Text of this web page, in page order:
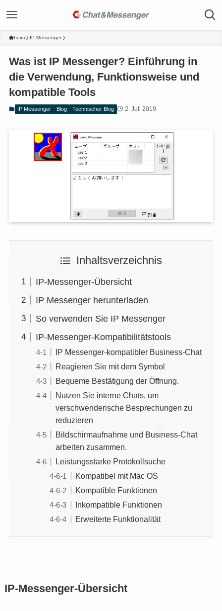
heim IP Messenger
Was ist IP Messenger? Einführung in
die Verwendung, Funktionsweise und
kompatible Tools
IP Messenger Blog Technischer Blog 2. Juli 2019
Inhaltsverzeichnis
IP-Messenger-Übersicht
IP Messenger herunterladen
So verwenden Sie IP Messenger
IP-Messenger-Kompatibilitätstools
IP Messenger-kompatibler Business-Chat
Reagieren Sie mit dem Symbol
Bequeme Bestätigung der Öffnung.
Nutzen Sie interne Chats, um
verschwenderische Besprechungen zu
reduzieren
Bildschirmaufnahme und Business-Chat
arbeiten zusammen.
Leistungsstarke Protokollsuche
Kompatibel mit Mac OS
Kompatible Funktionen
Inkompatible Funktionen
Erweiterte Funktionalität
IP-Messenger-Übersicht